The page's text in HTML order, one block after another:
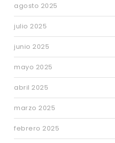
agosto 2025
julio 2025
junio 2025
mayo 2025
abril 2025
marzo 2025
febrero 2025